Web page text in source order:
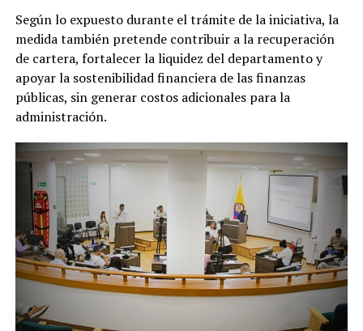
Según lo expuesto durante el trámite de la iniciativa, la
medida también pretende contribuir a la recuperación
de cartera, fortalecer la liquidez del departamento y
apoyar la sostenibilidad financiera de las finanzas
públicas, sin generar costos adicionales para la
administración.